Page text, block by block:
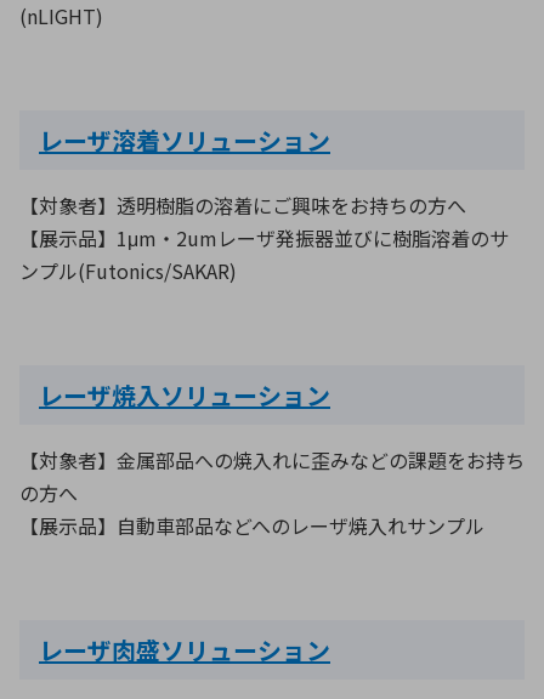
(nLIGHT)
レーザ溶着ソリューション
【対象者】透明樹脂の溶着にご興味をお持ちの方へ
【展示品】1μm・2umレーザ発振器並びに樹脂溶着のサ
ンプル(Futonics/SAKAR)
レーザ焼入ソリューション
【対象者】金属部品への焼入れに歪みなどの課題をお持ち
の方へ
【展示品】自動車部品などへのレーザ焼入れサンプル
レーザ肉盛ソリューション